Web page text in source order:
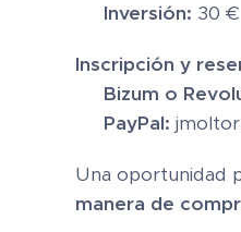
Inversión: 30 €
Inscripción y
Bizum o
PayPal:
Una oportunidad
manera de